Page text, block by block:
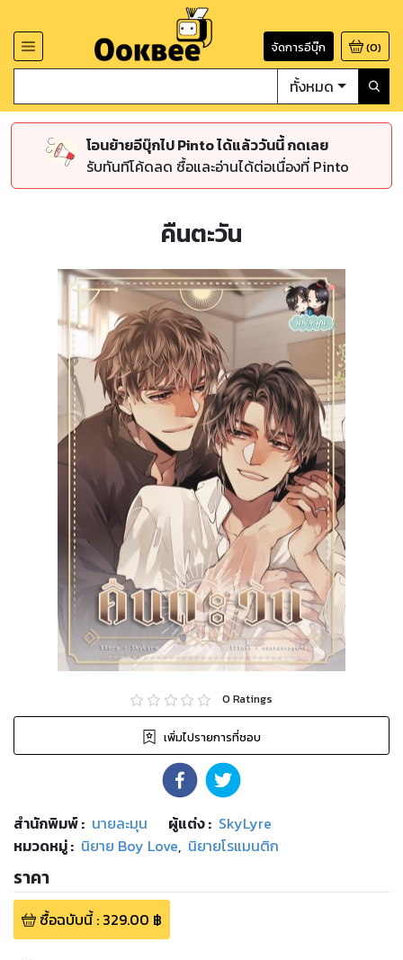
จัดการอีบุ๊ก (0)
ทั้งหมด
โอนย้ายอีบุ๊กไป Pinto ได้แล้ววันนี้ กดเลย
รับทันทีโค้ดลด ซื้อและอ่านได้ต่อเนื่องที่ Pinto
คืนตะวัน
0 Ratings
เพิ่มไปรายการที่ชอบ
สำนักพิมพ์: นายละมุน ผู้แต่ง : SkyLyre
หมวดหมู่: นิยาย Boy Love, นิยายโรแมนติก
ราคา
ซื้อฉบับนี้: 329.00 ฿